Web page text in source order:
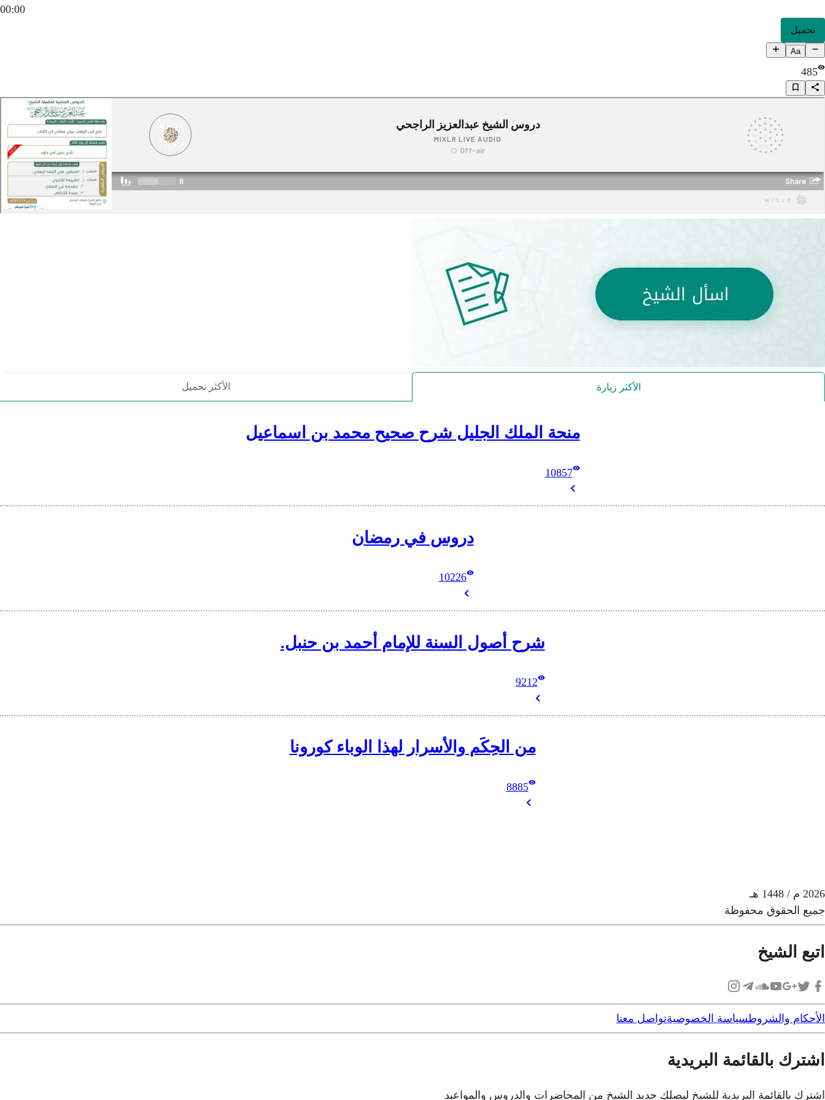
00:00
تحميل
Aa
485
الأكثر زيارة الأكثر تحميل
منحة الملك الجليل شرح صحيح محمد بن اسماعيل
10857
دروس في رمضان
10226
شرح أصول السنة للإمام أحمد بن حنبل.
9212
من الحِكَم والأسرار لهذا الوباء كورونا
8885
2026 م / 1448 هـ
جميع الحقوق محفوظة
اتبع الشيخ
الأحكام والشروطسياسة الخصوصيةتواصل معنا
اشترك بالقائمة البريدية
اشترك بالقائمة البريدية للشيخ ليصلك جديد الشيخ من المحاضرات والدروس والمواعيد